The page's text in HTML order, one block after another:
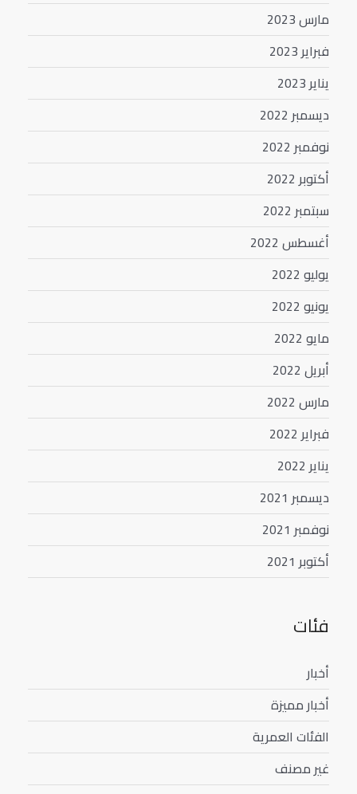
مارس 2023
فبراير 2023
يناير 2023
ديسمبر 2022
نوفمبر 2022
أكتوبر 2022
سبتمبر 2022
أغسطس 2022
يوليو 2022
يونيو 2022
مايو 2022
أبريل 2022
مارس 2022
فبراير 2022
يناير 2022
ديسمبر 2021
نوفمبر 2021
أكتوبر 2021
فئات
أخبار
أخبار مميزة
الفئات العمرية
غير مصنف